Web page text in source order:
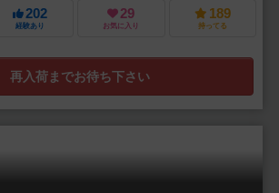
202
経験あり
29
お気に入り
189
持ってる
再入荷までお待ち下さい